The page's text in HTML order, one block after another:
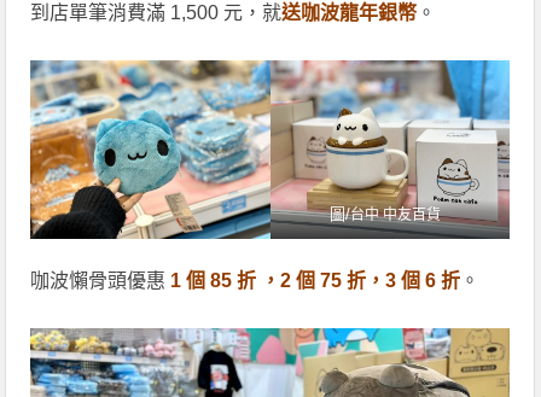
到店單筆消費滿 1,500 元，就送咖波龍年銀幣 。
圖/台中 中友百貨
咖波懶骨頭優惠 1 個 85 折 ，2 個 75 折，3 個 6 折 。